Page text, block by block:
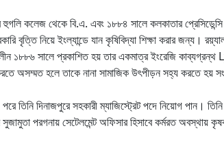
কলেজ থেকে বি.এ. এবং ১৮৮৪ সালে কলকাতার
বৃত্তি নিয়ে ইংল্যান্ডে যান কৃষিবিদ্যা শিক্ষা করার জন্য।
১৮৮৬ সালে প্রকাশিত হয় তার একমাত্র ইংরেজি
অসম্মত হলে তাকে নানা সামাজিক উৎপীড়ন সহ্য করতে হয়
তিনি দিনাজপুরে সহকারী ম্যাজিস্ট্রেট পদে নিয়োগ পান।
পরগনায় সেটেলমেন্ট অফিসার হিসাবে কর্মরত অবস্থায়